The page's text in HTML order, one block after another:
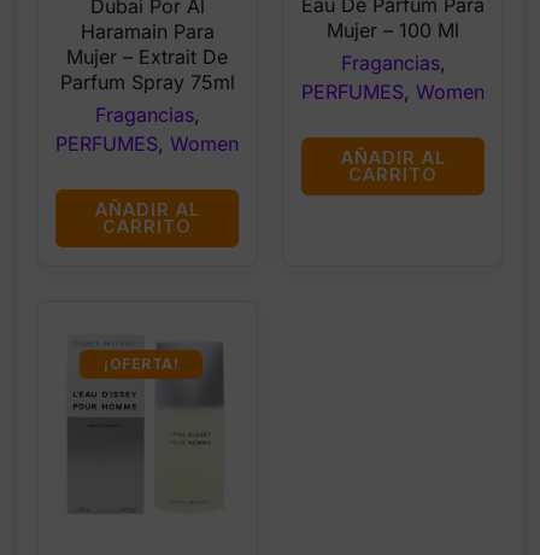
Dubai Por Al
Haramain Para
Mujer – Extrait De
Parfum Spray 75ml
Fragancias,
PERFUMES, Women
AÑADIR AL
CARRITO
Eau De Parfum Para
Mujer – 100 Ml
Fragancias,
PERFUMES, Women
AÑADIR AL
CARRITO
¡OFERTA!